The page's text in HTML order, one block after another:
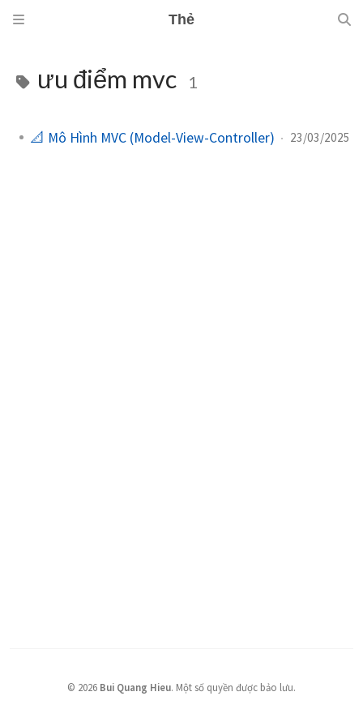
Thẻ
ưu điểm mvc 1
📐 Mô Hình MVC (Model-View-Controller) 23/03/2025
© 2026 Bui Quang Hieu. Một số quyền được bảo lưu.